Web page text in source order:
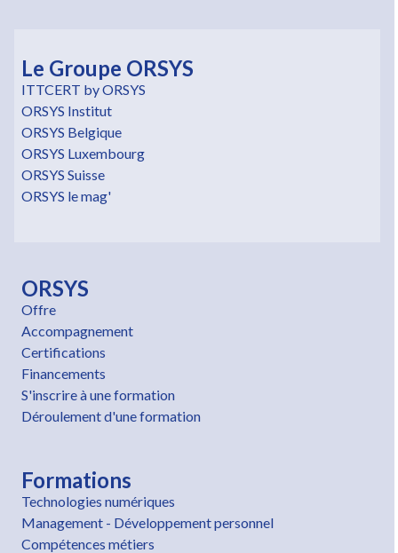
Le Groupe ORSYS
ITTCERT by ORSYS
ORSYS Institut
ORSYS Belgique
ORSYS Luxembourg
ORSYS Suisse
ORSYS le mag'
ORSYS
Offre
Accompagnement
Certifications
Financements
S'inscrire à une formation
Déroulement d'une formation
Formations
Technologies numériques
Management - Développement personnel
Compétences métiers